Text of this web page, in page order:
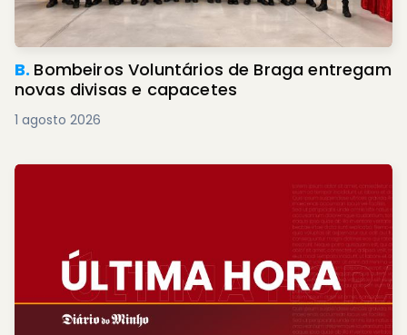
B. Bombeiros Voluntários de Braga entregam
novas divisas e capacetes
1 agosto 2026